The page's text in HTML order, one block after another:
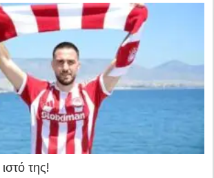
της!